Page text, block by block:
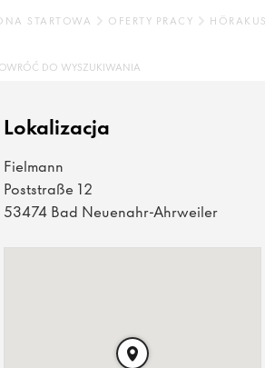
STARTOWA OFERTY PRACY
DO WYSZUKIWANIA
Lokalizacja
Fielmann
Poststraße 12
53474 Bad Neuenahr-Ahrweiler